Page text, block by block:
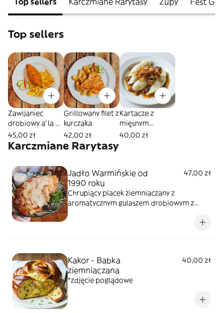
Top sellers
Zawijaniec
drobiowy a' la de
volay
45,00 zł
Grillowany filet z
kurczaka
42,00 zł
Kartacze z
mięsnym
farszem
40,00 zł
Karczmiane Rarytasy
Jadło Warmińskie od
1990 roku
47,00 zł
Chrupiący placek ziemniaczany z
aromatycznym gulaszem drobiowym z
Kakor - Babka
ziemniaczana
40,00 zł
*zdjęcie poglądowe